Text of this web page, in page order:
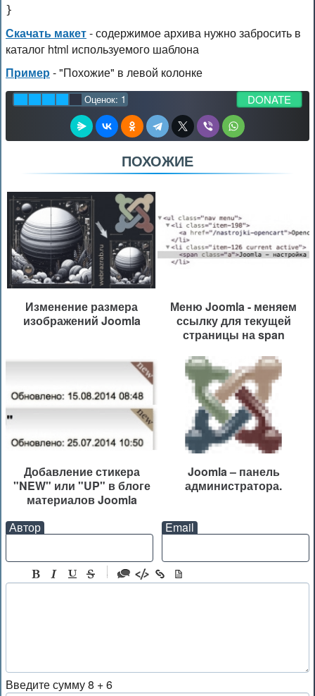
}
Скачать макет- содержимое архива нужно забросить в
каталог html используемого шаблона
Пример - "Похожие" в левой колонке
Оценок: 1 DONATE
ПОХОЖИЕ
Изменение размера
изображений Joomla
Меню Joomla - меняем
ссылку для текущей
страницы на span
Добавление стикера
"NEW" или "UP" в блоге
материалов Joomla
Joomla – панель
администратора.
Автор Email
-
-
-
Введите сумму 8 + 6